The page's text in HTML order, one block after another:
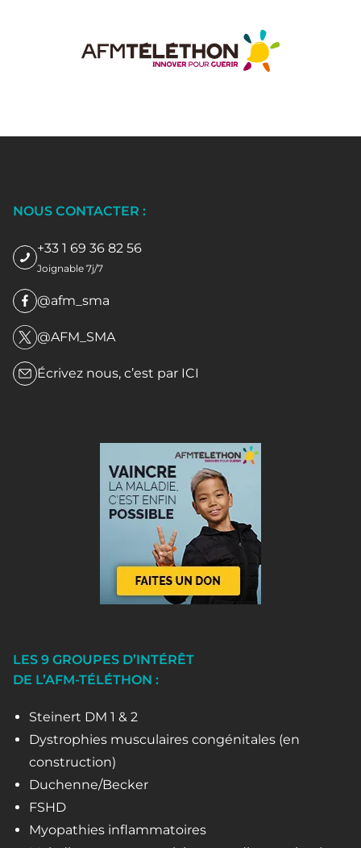
NOUS CONTACTER :
+33 1 69 36 82 56
Joignable 7j/7
@afm_sma
@AFM_SMA
Écrivez nous, c’est par ICI
LES 9 GROUPES D’INTÉRÊT
DE L’AFM-TÉLÉTHON :
Steinert DM 1 & 2
Dystrophies musculaires congénitales (en
construction)
Duchenne/Becker
FSHD
Myopathies inflammatoires